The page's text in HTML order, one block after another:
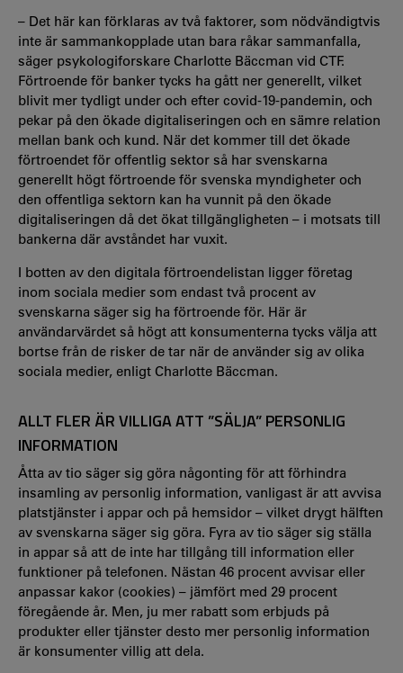
– Det här kan förklaras av två faktorer, som nödvändigtvis
inte är sammankopplade utan bara råkar sammanfalla,
säger psykologiforskare Charlotte Bäccman vid CTF.
Förtroende för banker tycks ha gått ner generellt, vilket
blivit mer tydligt under och efter covid-19-pandemin, och
pekar på den ökade digitaliseringen och en sämre relation
mellan bank och kund. När det kommer till det ökade
förtroendet för offentlig sektor så har svenskarna
generellt högt förtroende för svenska myndigheter och
den offentliga sektorn kan ha vunnit på den ökade
digitaliseringen då det ökat tillgängligheten – i motsats till
bankerna där avståndet har vuxit.
I botten av den digitala förtroendelistan ligger företag
inom sociala medier som endast två procent av
svenskarna säger sig ha förtroende för. Här är
användarvärdet så högt att konsumenterna tycks välja att
bortse från de risker de tar när de använder sig av olika
sociala medier, enligt Charlotte Bäccman.
ALLT FLER ÄR VILLIGA ATT ”SÄLJA” PERSONLIG
INFORMATION
Åtta av tio säger sig göra någonting för att förhindra
insamling av personlig information, vanligast är att avvisa
platstjänster i appar och på hemsidor – vilket drygt hälften
av svenskarna säger sig göra. Fyra av tio säger sig ställa
in appar så att de inte har tillgång till information eller
funktioner på telefonen. Nästan 46 procent avvisar eller
anpassar kakor (cookies) – jämfört med 29 procent
föregående år. Men, ju mer rabatt som erbjuds på
produkter eller tjänster desto mer personlig information
är konsumenter villig att dela.